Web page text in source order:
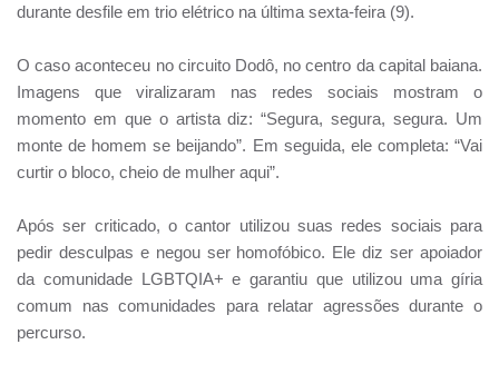
durante desfile em trio elétrico na última sexta-feira (9).
O caso aconteceu no circuito Dodô, no centro da capital baiana.
Imagens que viralizaram nas redes sociais mostram o
momento em que o artista diz: “Segura, segura, segura. Um
monte de homem se beijando”. Em seguida, ele completa: “Vai
curtir o bloco, cheio de mulher aqui”.
Após ser criticado, o cantor utilizou suas redes sociais para
pedir desculpas e negou ser homofóbico. Ele diz ser apoiador
da comunidade LGBTQIA+ e garantiu que utilizou uma gíria
comum nas comunidades para relatar agressões durante o
percurso.